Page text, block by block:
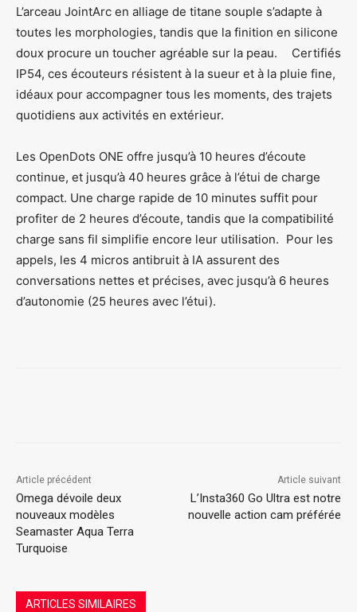
L’arceau JointArc en alliage de titane souple s’adapte à
toutes les morphologies, tandis que la finition en silicone
doux procure un toucher agréable sur la peau. Certifiés
IP54, ces écouteurs résistent à la sueur et à la pluie fine,
idéaux pour accompagner tous les moments, des trajets
quotidiens aux activités en extérieur.
Les OpenDots ONE offre jusqu’à 10 heures d’écoute
continue, et jusqu’à 40 heures grâce à l’étui de charge
compact. Une charge rapide de 10 minutes suffit pour
profiter de 2 heures d’écoute, tandis que la compatibilité
charge sans fil simplifie encore leur utilisation. Pour les
appels, les 4 micros antibruit à IA assurent des
conversations nettes et précises, avec jusqu’à 6 heures
d’autonomie (25 heures avec l’étui).
Article précédent
Omega dévoile deux
nouveaux modèles
Seamaster Aqua Terra
Turquoise
Article suivant
L’Insta360 Go Ultra est notre
nouvelle action cam préférée
ARTICLES SIMILAIRES